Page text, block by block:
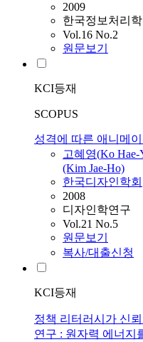
2009
한국정보처리
Vol.16 No.2
원문보기
KCI등재
SCOPUS
성격에 따른 애니메
고혜영(Ko Hae-
(Kim Jae-Ho)
한국디자인학회
2008
디자인학연구
Vol.21 No.5
원문보기
복사/대출신청
KCI등재
정책 리터러시가 신
연구 : 원자력 에너지